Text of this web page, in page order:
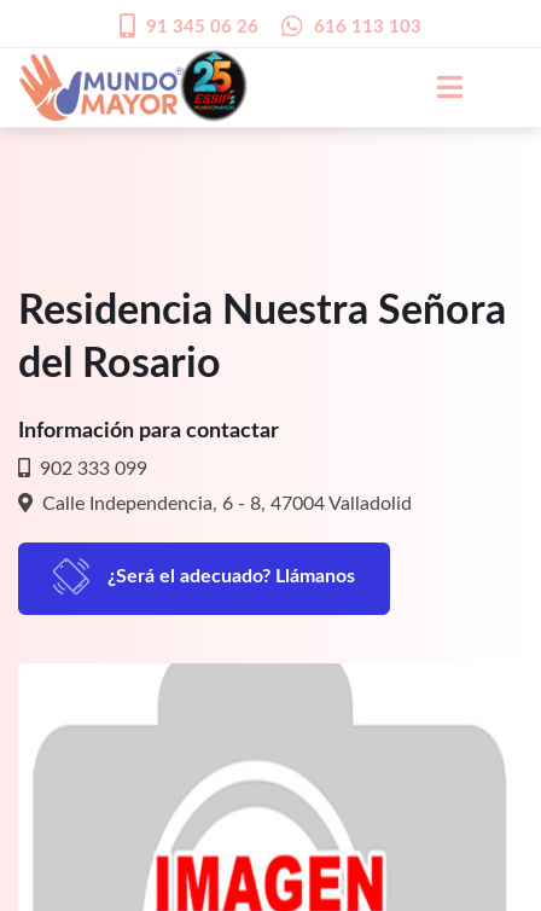
91 345 06 26 616 113 103
Residencia Nuestra Señora
del Rosario
Información para contactar
902 333 099
Calle Independencia, 6 - 8, 47004 Valladolid
¿Será el adecuado? Llámanos